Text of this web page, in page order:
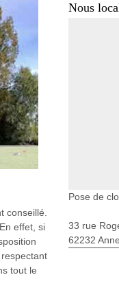
conseillé.
effet, si
tout le
Nous
Pose de
33 rue
62232